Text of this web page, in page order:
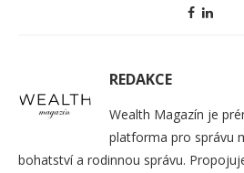
REDAKCE
Wealth Magazín je
platforma pro správu
bohatství a rodinnou správu.